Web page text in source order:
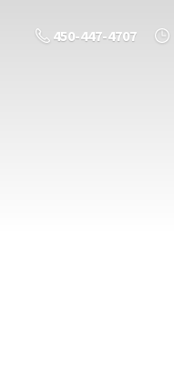
450-447-4707